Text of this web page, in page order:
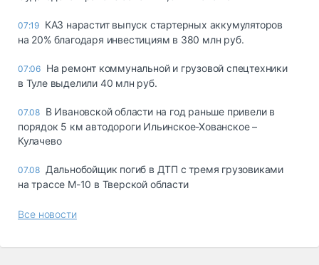
07:19 КАЗ нарастит выпуск стартерных аккумуляторов
на 20% благодаря инвестициям в 380 млн руб.
07:06 На ремонт коммунальной и грузовой спецтехники
в Туле выделили 40 млн руб.
07.08 В Ивановской области на год раньше привели в
порядок 5 км автодороги Ильинское-Хованское –
Кулачево
07.08 Дальнобойщик погиб в ДТП с тремя грузовиками
на трассе М-10 в Тверской области
Все новости